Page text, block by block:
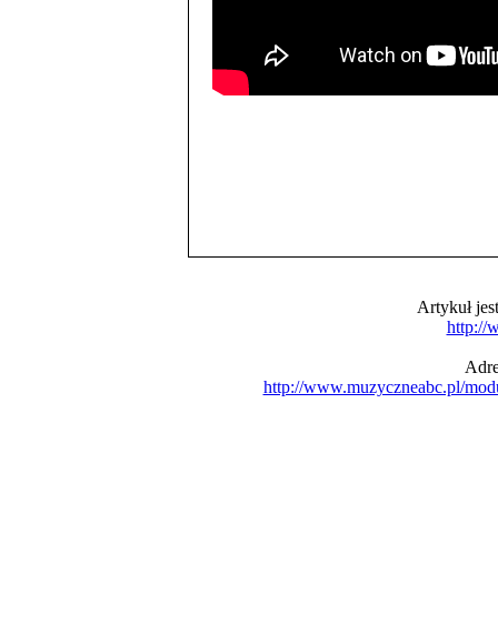
Artykuł
http://
http://www.muzyczneabc.pl/